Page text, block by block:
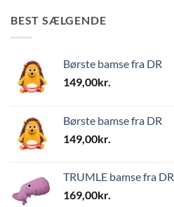
BEST SÆLGENDE
Børste bamse fra DR
149,00kr.
Børste bamse fra DR
149,00kr.
TRUMLE bamse fra DR
169,00kr.